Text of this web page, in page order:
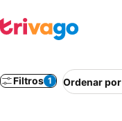
Filtros 1 Ordenar por